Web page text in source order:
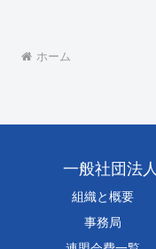
ホーム
一般社団法
組織と概要
事務局